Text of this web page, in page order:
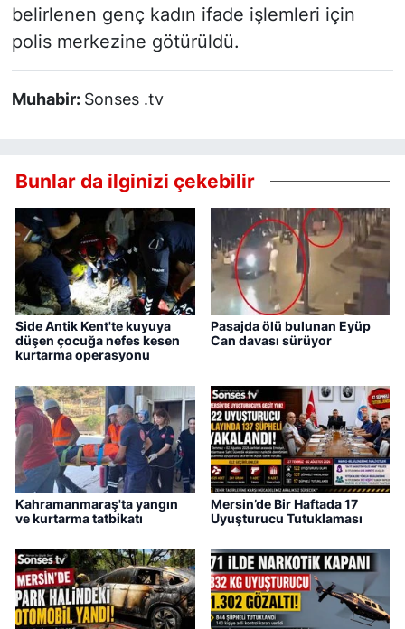
belirlenen genç kadın ifade işlemleri için
polis merkezine götürüldü.
Muhabir: Sonses .tv
Bunlar da ilginizi çekebilir
Side Antik Kent'te kuyuya
düşen çocuğa nefes kesen
kurtarma operasyonu
Pasajda ölü bulunan Eyüp
Can davası sürüyor
Kahramanmaraş'ta yangın
ve kurtarma tatbikatı
Mersin’de Bir Haftada 17
Uyuşturucu Tutuklaması